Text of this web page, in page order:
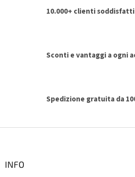
t
r
i
'
e
10.000+ clienti soddisfatti
Sconti e vantaggi a ogni
Spedizione gratuita da
INFO